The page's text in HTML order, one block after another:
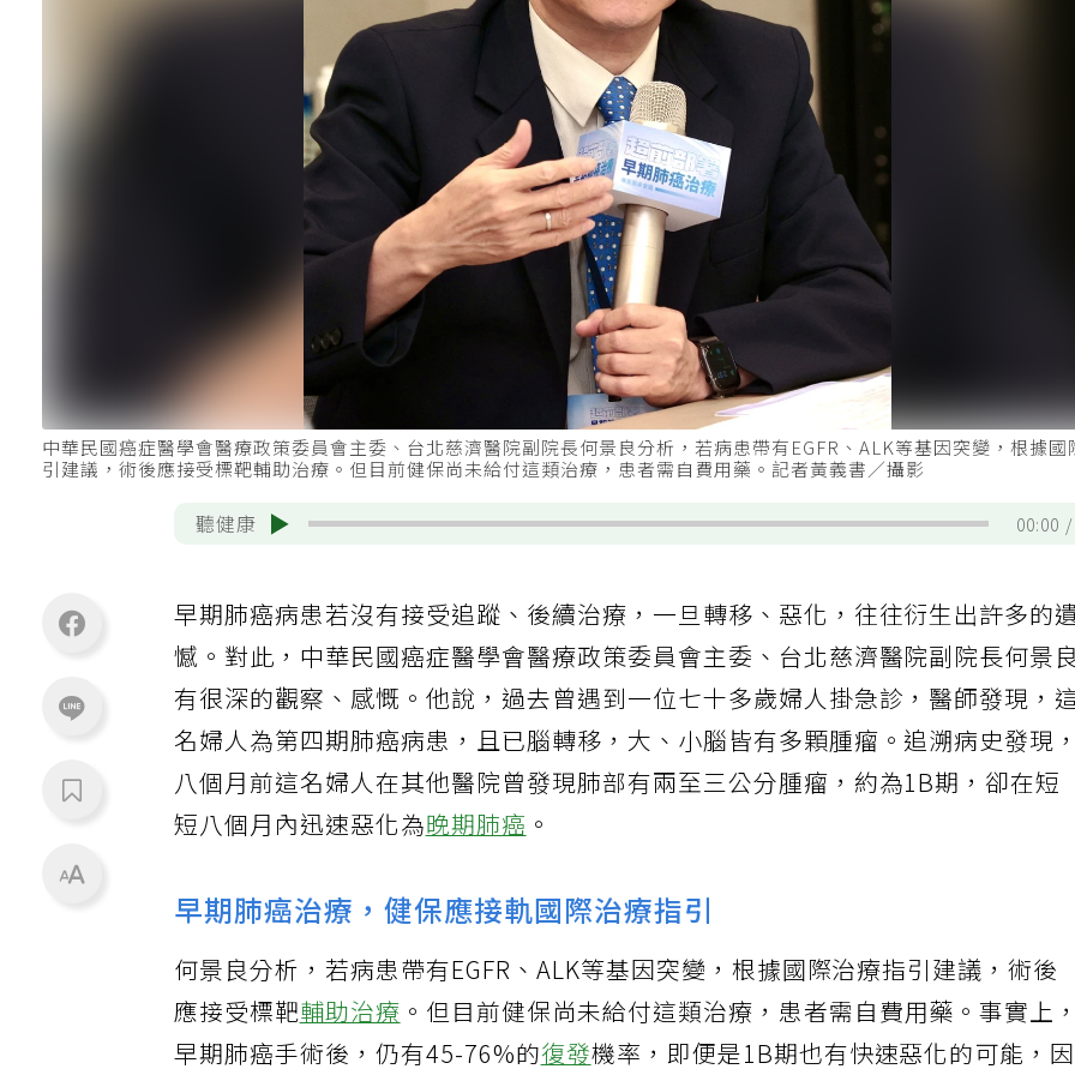
中華民國癌症醫學會醫療政策委員會主委、台北慈濟醫院副院長何景良分析，若病患帶有EGFR、ALK等基因突變，根據國
引建議，術後應接受標靶輔助治療。但目前健保尚未給付這類治療，患者需自費用藥。記者黃義書／攝影
聽健康 00:00
早期肺癌病患若沒有接受追蹤、後續治療，一旦轉移、惡化，往往衍生出許多的
憾。對此，中華民國癌症醫學會醫療政策委員會主委、台北慈濟醫院副院長何景
有很深的觀察、感慨。他說，過去曾遇到一位七十多歲婦人掛急診，醫師發現，
名婦人為第四期肺癌病患，且已腦轉移，大、小腦皆有多顆腫瘤。追溯病史發現，
八個月前這名婦人在其他醫院曾發現肺部有兩至三公分腫瘤，約為1B期，卻在短
短八個月內迅速惡化為晚期肺癌 。
早期肺癌治療，健保應接軌國際治療指引
何景良分析，若病患帶有EGFR、ALK等基因突變，根據國際治療指引建議，術後
應接受標靶輔助治療 。但目前健保尚未給付這類治療，患者需自費用藥。事實上，
早期肺癌手術後，仍有45-76%的復發機率，即便是1B期也有快速惡化的可能，因